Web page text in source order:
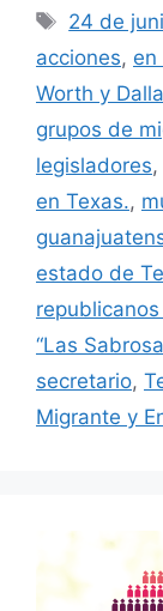
Etiquetas
24 de
acciones, en
Worth y
grupos de
legisladores,
en Texas.,
estado de
“Las
secretario,
Migrante y